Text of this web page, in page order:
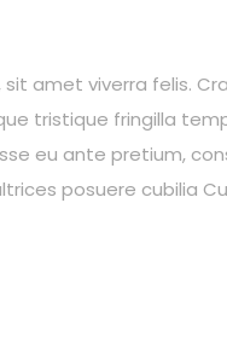
amet viverra felis.
tristique fringilla
eu ante pretium,
posuere cubilia